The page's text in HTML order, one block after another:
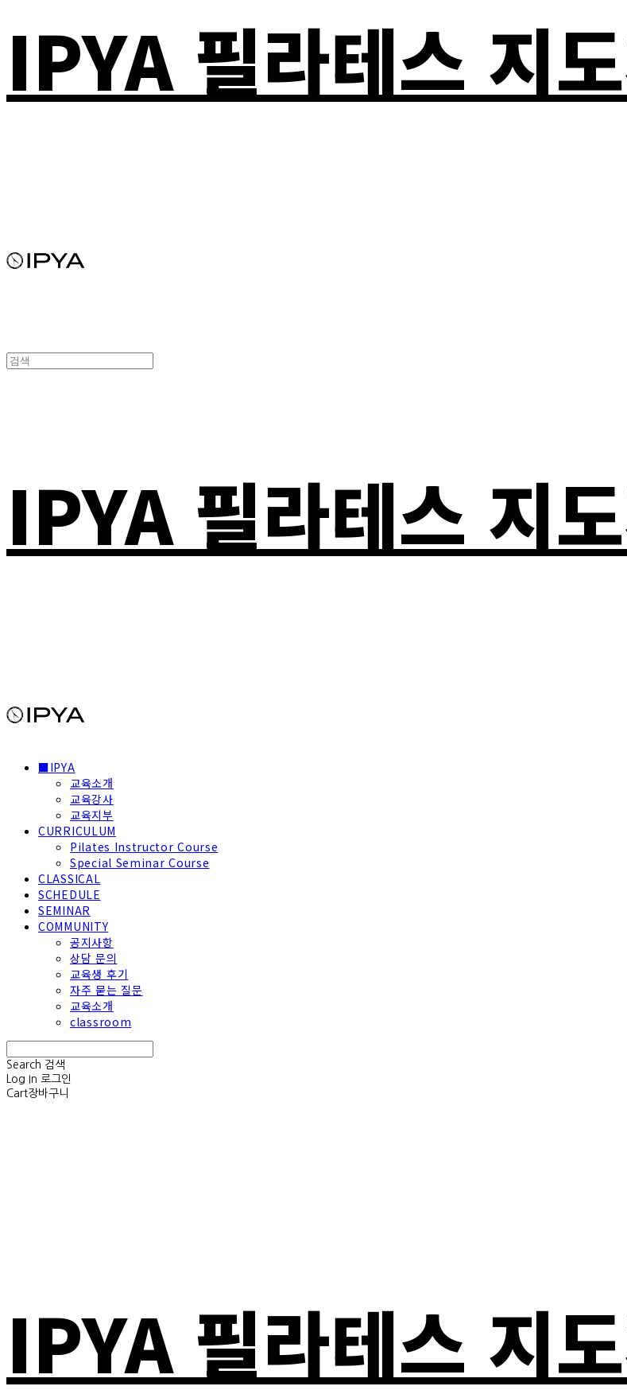
IPYA 필라테스 지
IPYA 필라테스 지
■IPYA
교육소개
교육강사
교육지부
CURRICULUM
Pilates Instructor Course
Special Seminar Course
CLASSICAL
SCHEDULE
SEMINAR
COMMUNITY
공지사항
상담 문의
교육생 후기
자주 묻는 질문
교육소개
classroom
Search 검색
Log In 로그인
Cart장바구니
IPYA 필라테스 지